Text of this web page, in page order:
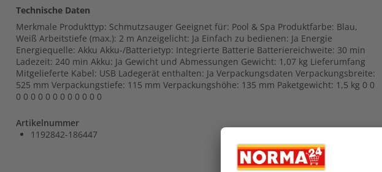
Technische Daten
Merkmale Produkttyp: Schmutzsauger Geeignet für: Pool & Spa Produktfarbe: Blau,
Weiß Arbeitstiefe (max.): 2 m Anzeigelicht: Ja Einfach zu bedienen: Ja Energie
Energiequelle: Akku Akku-/Batterietyp: Integrierte Batterie Batteriereichweite: 30 min
Ladezeit: 240 min Akku: Ja Gewicht und Abmessungen Gewicht: 1,07 kg Lieferumfang
Mitgelieferte Kabel: USB Ladegerät enthalten: Ja Verpackungsdaten Verpackungsbreite:
525 mm Verpackungstiefe: 115 mm Verpackungshöhe: 135 mm Paketgewicht: 1,5 kg 0 0
0 0 0 0 0 0 0 0 0 0 0 0
Artikelnummer
1192842-186447